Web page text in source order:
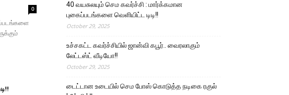
0
40 வயசுலயும் செம கவர்ச்சி : மார்க்கமான
புகைப்படங்களை வெளியிட்ட டிடி!!
October 29, 2025
உச்சகட்ட கவர்ச்சியில் ஜான்வி கபூர்.. வைரலாகும்
லேட்டஸ்ட் வீடியோ!!
October 29, 2025
டைட்டான உடையில் செம போஸ் கொடுத்த நடிகை ரகுல்